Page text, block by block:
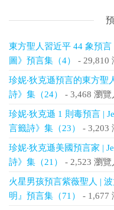
東方聖人習近平 44 象預
圖》預言集（4）
- 29,810
珍妮‧狄克遜預言的東方聖
詩》集（24）
- 3,468 瀏覽
珍妮‧狄克遜 1 則毒預言 |
言籤詩》集（23）
- 3,203
珍妮‧狄克遜美國預言家 |
詩》集（21）
- 2,523 瀏覽
火星男孩預言紫薇聖人 |
明』預言集（71）
- 1,677